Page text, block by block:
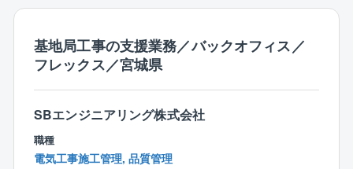
【仕事の魅力
大規模ネットワーク設備の構築・維持管理に携わり、
情報社会のインフラ基盤を構築。
社会発展を自らのスキルで支える仕事です。
スキル・経験の浅い方へは、上記業務に携って頂きな
・監理技術者・主任技術者の適正配置管理と建設業法
・統括安全衛生責任者としての役割遂行（または指導
監督）
親会社であるソフトバンクは、2025年の北海道苫小牧
市における大型データセンター新設をはじめ、関西や
九州など積極的な事業拡大を続けています。
基地局工事の支援業務／バックオフィス／
フレックス／宮城県
SBエンジニアリング株式会社
職種
電気工事施工管理, 品質管理